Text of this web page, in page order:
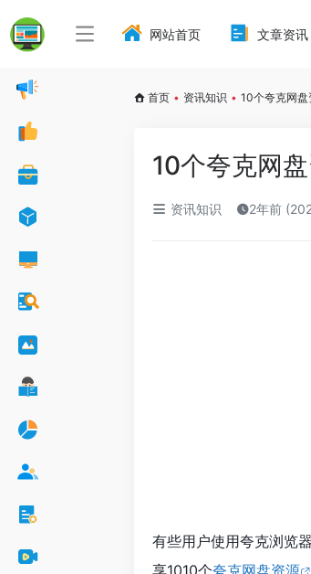
网站首页 文章资讯
首页 • 资讯知识 • 10个夸克网
10个夸克网
资讯知识 2年前
有些用户使用夸克浏览
享1010个夸克网盘资源